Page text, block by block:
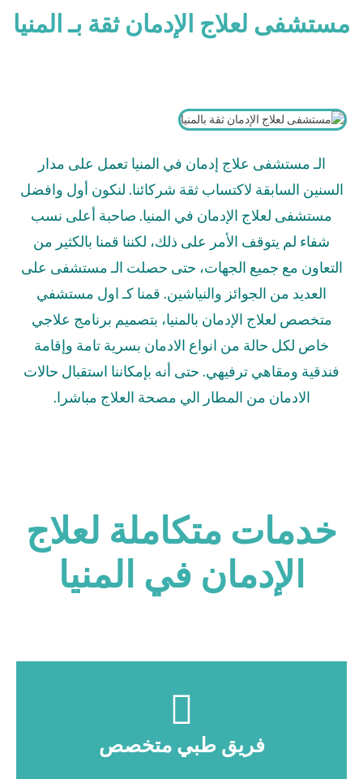
مستشفى لعلاج الإدمان ثقة بـ المنيا
الـ مستشفى علاج إدمان في المنيا تعمل على مدار
السنين السابقة لاكتساب ثقة شركائنا. لنكون أول وافضل
مستشفى لعلاج الإدمان في المنيا. صاحبة أعلى نسب
شفاء لم يتوقف الأمر على ذلك، لكننا قمنا بالكثير من
التعاون مع جميع الجهات، حتى حصلت الـ مستشفى على
العديد من الجوائز والنياشين. قمنا كـ اول مستشفي
متخصص لعلاج الإدمان بالمنيا، بتصميم برنامج علاجي
خاص لكل حالة من انواع الادمان بسرية تامة وإقامة
فندقية ومقاهي ترفيهي. حتى أنه بإمكاننا استقبال حالات
الادمان من المطار الي مصحة العلاج مباشرا.
خدمات متكاملة لعلاج
الإدمان في المنيا
فريق طبي متخصص